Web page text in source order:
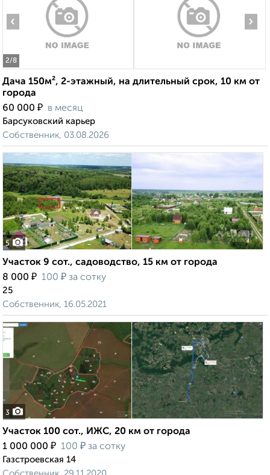
2/8
‹ ›
Дача 150м², 2-этажный, на длительный срок, 10 км от
города
60 000 ₽ в месяц
Барсуковский карьер
Собственник, 03.08.2026
5
Участок 9 сот., садоводство, 15 км от города
8 000 ₽ 100 ₽ за сотку
25
Собственник, 16.05.2021
3
Участок 100 сот., ИЖС, 20 км от города
1 000 000 ₽ 100 ₽ за сотку
Газстроевская 14